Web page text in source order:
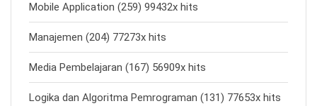
Mobile Application (259) 99432x hits
Manajemen (204) 77273x hits
Media Pembelajaran (167) 56909x hits
Logika dan Algoritma Pemrograman (131) 77653x hits